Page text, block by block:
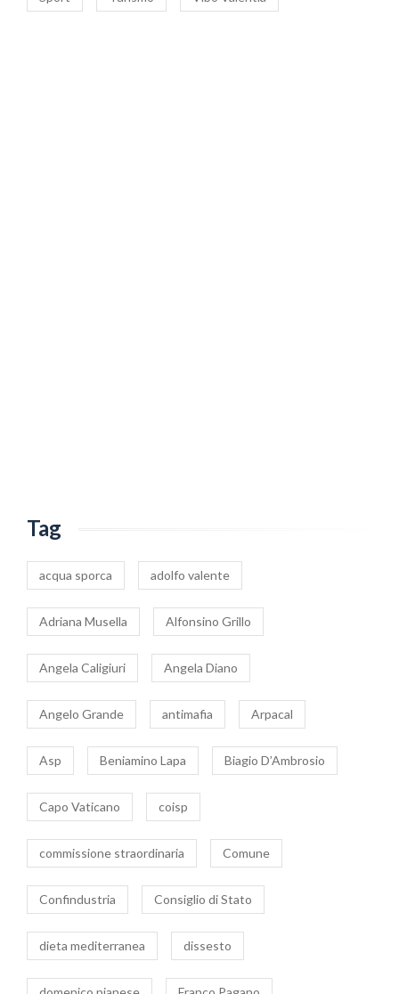
Tag
acqua sporca adolfo valente
Adriana Musella Alfonsino Grillo
Angela Caligiuri Angela Diano
Angelo Grande antimafia Arpacal
Asp Beniamino Lapa Biagio D’Ambrosio
Capo Vaticano coisp
commissione straordinaria Comune
Confindustria Consiglio di Stato
dieta mediterranea dissesto